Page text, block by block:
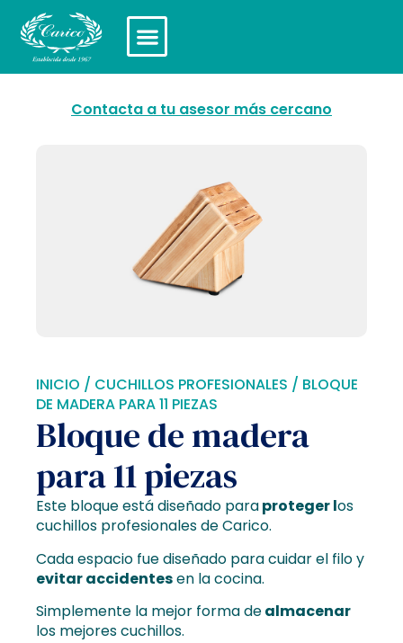
Contacta a tu asesor más cercano
INICIO / CUCHILLOS PROFESIONALES / BLOQUE
DE MADERA PARA 11 PIEZAS
Bloque de madera
para 11 piezas
Este bloque está diseñado paraproteger los
cuchillos profesionales de Carico.
Cada espacio fue diseñado para cuidar el filo y
evitar accidentesen la cocina.
Simplemente la mejor forma dealmacenar
los mejores cuchillos.